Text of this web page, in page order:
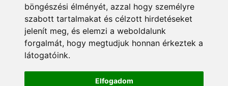
böngészési élményét, azzal hogy személyre
szabott tartalmakat és célzott hirdetéseket
jelenít meg, és elemzi a weboldalunk
forgalmát, hogy megtudjuk honnan érkeztek a
látogatóink.
Elfogadom